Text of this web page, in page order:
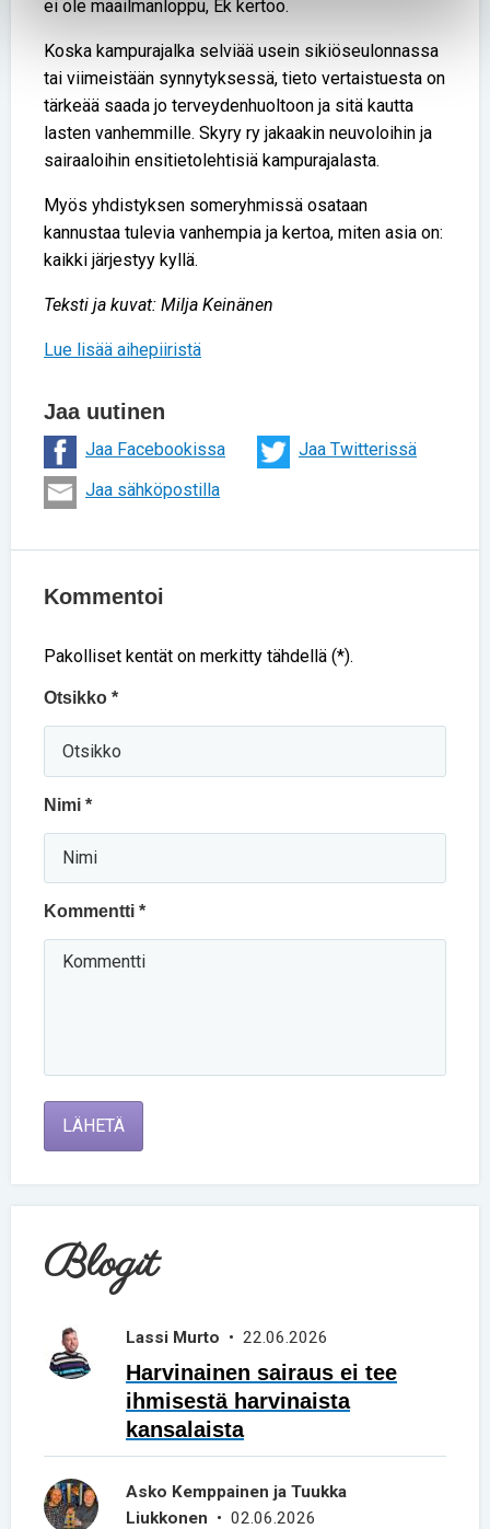
ei ole maailmanloppu, Ek kertoo.
Koska kampurajalka selviää usein sikiöseulonnassa
tai viimeistään synnytyksessä, tieto vertaistuesta on
tärkeää saada jo terveydenhuoltoon ja sitä kautta
lasten vanhemmille. Skyry ry jakaakin neuvoloihin ja
sairaaloihin ensitietolehtisiä kampurajalasta.
Myös yhdistyksen someryhmissä osataan
kannustaa tulevia vanhempia ja kertoa, miten asia on:
kaikki järjestyy kyllä.
Teksti ja kuvat: Milja Keinänen
Lue lisää aihepiiristä
Jaa uutinen
Jaa Facebookissa
Jaa Twitterissä
Jaa sähköpostilla
Kommentoi
Pakolliset kentät on merkitty tähdellä (*).
Otsikko *
Nimi *
Kommentti *
LÄHETÄ
Blogit
Lassi Murto • 22.06.2026
Harvinainen sairaus ei tee
ihmisestä harvinaista
kansalaista
Asko Kemppainen ja Tuukka
Liukkonen • 02.06.2026